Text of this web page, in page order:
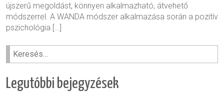
újszerű megoldást, könnyen alkalmazható, átvehető
módszerrel. A WANDA módszer alkalmazása során a pozitív
pszichológia […]
Keresés:
Legutóbbi bejegyzések